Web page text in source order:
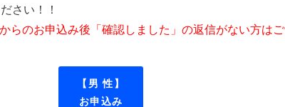
さい！！
らのお申込み後「確認しました」の返信がない方は
【男 性】
お申込み